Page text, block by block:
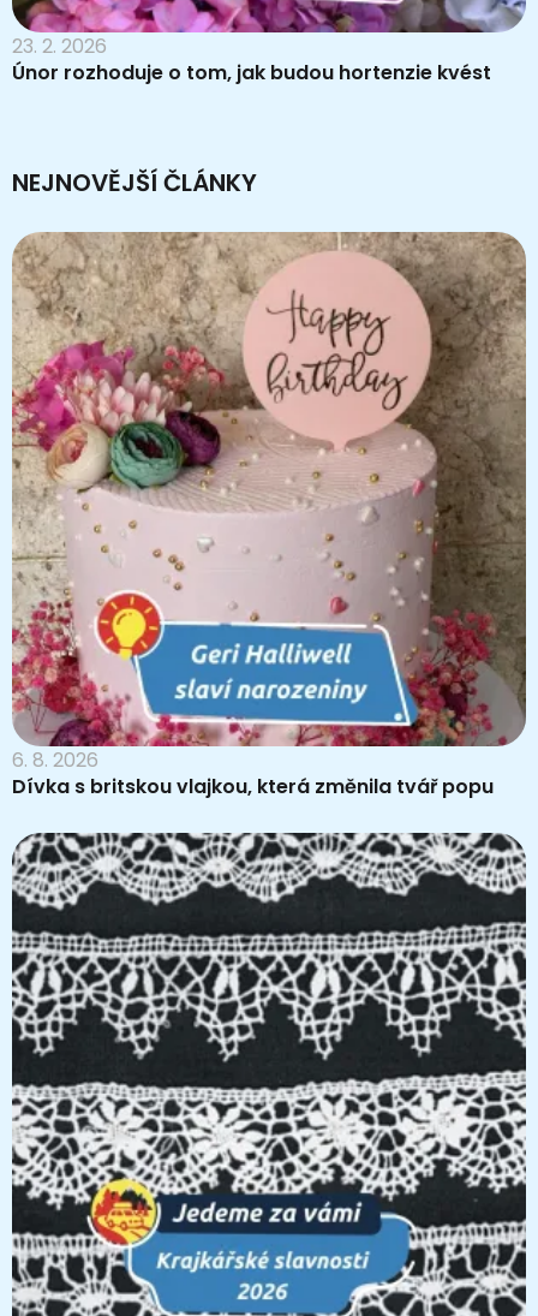
23. 2. 2026
Únor rozhoduje o tom, jak budou hortenzie kvést
NEJNOVĚJŠÍ ČLÁNKY
6. 8. 2026
Dívka s britskou vlajkou, která změnila tvář popu